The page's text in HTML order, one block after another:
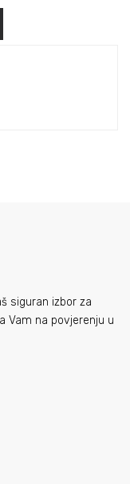
siguran izbor za
Vam na povjerenju u